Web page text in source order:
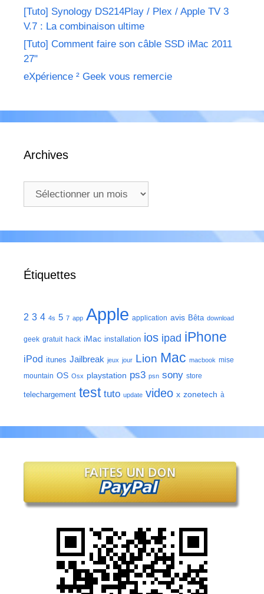
[Tuto] Synology DS214Play / Plex / Apple TV 3
V.7 : La combinaison ultime
[Tuto] Comment faire son câble SSD iMac 2011
27"
eXpérience ² Geek vous remercie
Archives
Archives
Étiquettes
2 3 4 4s 5 7 app Apple application avis Bêta download
geek gratuit hack iMac installation ios ipad iPhone
iPod itunes Jailbreak jeux jour Lion Mac macbook mise
mountain OS Osx playstation ps3 psn sony store
telechargement test tuto update video x zonetech à